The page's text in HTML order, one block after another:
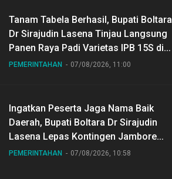
Tanam Tabela Berhasil, Bupati Boltara
Dr Sirajudin Lasena Tinjau Langsung
Panen Raya Padi Varietas IPB 15S di
Desa Gihang
PEMERINTAHAN 07/08/2026, 11:00
Ingatkan Peserta Jaga Nama Baik
Daerah, Bupati Boltara Dr Sirajudin
Lasena Lepas Kontingen Jambore
Nasional ke XII di Buperta Cibubur
PEMERINTAHAN 07/08/2026, 10:58